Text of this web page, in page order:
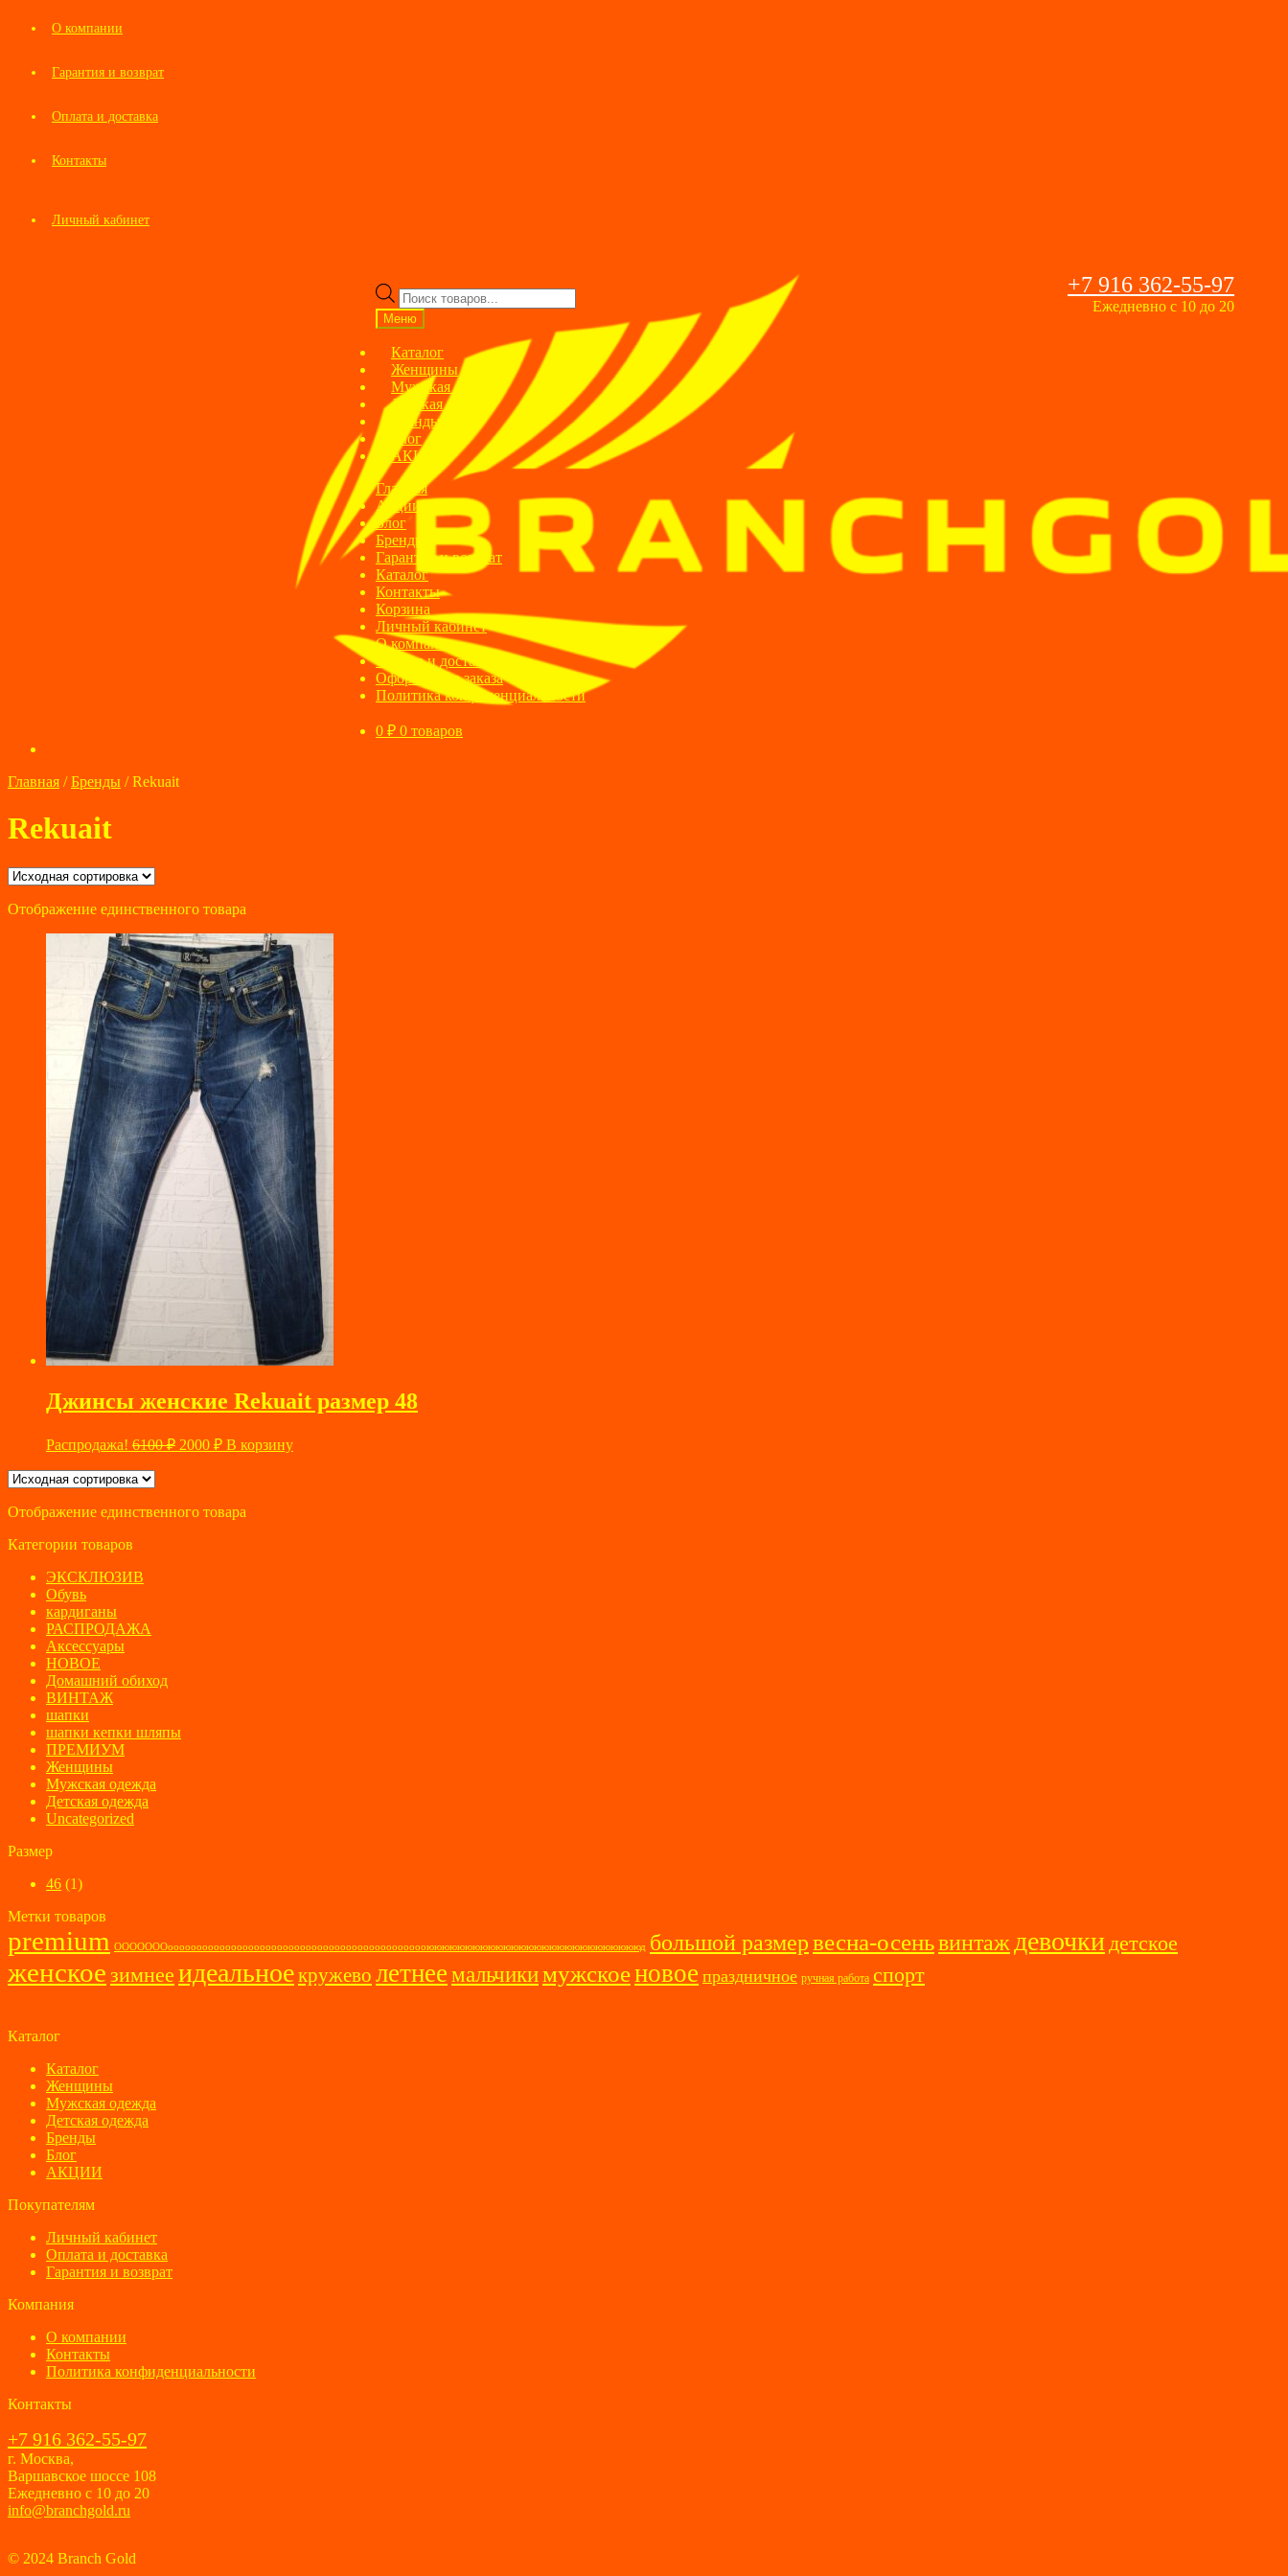
О компании
Гарантия и возврат
Оплата и доставка
Контакты
Личный кабинет
Поиск
товаров
+7 916 362-55-97
Ежедневно с 10 до 20
Меню
Каталог
Женщины
Мужская одежда
Детская одежда
Бренды
Блог
АКЦИИ
Главная
Акции
Блог
Бренды
Гарантия и возврат
Каталог
Контакты
Корзина
Личный кабинет
О компании
Оплата и доставка
Оформление заказа
Политика конфиденциальности
0 ₽ 0 товаров
Главная /Бренды /Rekuait
Rekuait
Отображение единственного товара
Джинсы женские Rekuait размер 48
Распродажа! 6100₽ Первоначальная
2000 ₽Текущая
цена:
В корзину
Отображение единственного товара
Категории товаров
ЭКСКЛЮЗИВ
Обувь
кардиганы
РАСПРОДАЖА
Аксессуары
НОВОЕ
Домашний обиход
ВИНТАЖ
шапки
шапки кепки шляпы
ПРЕМИУМ
Женщины
Мужская одежда
Детская одежда
Uncategorized
Размер
46 (1)
Метки товаров
premium ОООООООоооооооооооооооооооооооооооооооооооооооооооооююююююююююююююююююююююююююююд большой размервесна-осеньвинтаж девочки детское
женское зимнее идеальноекружево летнее мальчикимужскоеновое праздничное ручная работа спорт
Каталог
Каталог
Женщины
Мужская одежда
Детская одежда
Бренды
Блог
АКЦИИ
Покупателям
Личный кабинет
Оплата и доставка
Гарантия и возврат
Компания
О компании
Контакты
Политика конфиденциальности
Контакты
+7 916 362-55-97
г. Москва,
Варшавское шоссе 108
Ежедневно с 10 до 20
info@branchgold.ru
© 2024 Branch Gold